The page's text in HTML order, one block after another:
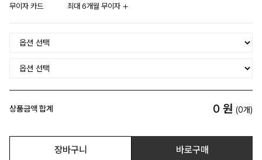
무이자 카드 최대 6개월 무이자
상품금액 합계 0 원 (0개)
장바구니 바로구매